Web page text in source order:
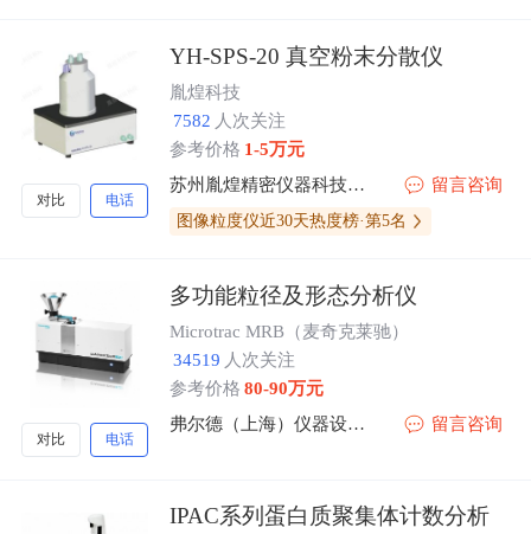
对比 电话
YH-SPS-20 真空粉末分散仪
胤煌科技
7582 人次关注
参考价格 1-5万元
苏州胤煌精密仪器科技有限公司-伞棚灯、不溶性微粒
留言咨询
图像粒度仪近30天热度榜·第5名
对比 电话
多功能粒径及形态分析仪
Microtrac MRB（麦奇克莱驰）
34519 人次关注
参考价格 80-90万元
弗尔德（上海）仪器设备有限公司
留言咨询
IPAC系列蛋白质聚集体计数分析